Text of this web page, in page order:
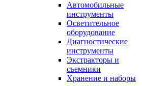
Автомобильные
инструменты
Осветительное
оборудование
Диагностические
инструменты
Экстракторы и
съемники
Хранение и наборы